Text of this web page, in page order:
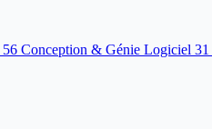
56 Conception & Génie Logiciel 31